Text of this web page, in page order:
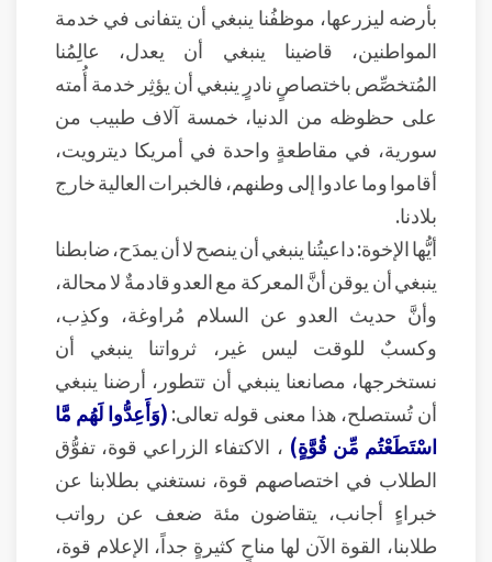
بأرضه ليزرعها، موظفُنا ينبغي أن يتفانى في خدمة
المواطنين، قاضينا ينبغي أن يعدل، عالِمُنا
المُتخصِّص باختصاصٍ نادرٍ ينبغي أن يؤثِر خدمة أُمته
على حظوظه من الدنيا، خمسة آلاف طبيب من
سورية، في مقاطعةٍ واحدة في أمريكا ديترويت،
أقاموا وما عادوا إلى وطنهم، فالخبرات العالية خارج
بلادنا.
أيُّها الإخوة: داعيتُنا ينبغي أن ينصح لا أن يمدَح، ضابطنا
ينبغي أن يوقن أنَّ المعركة مع العدو قادمةٌ لا محالة،
وأنَّ حديث العدو عن السلام مُراوغة، وكذِب،
وكسبٌ للوقت ليس غير، ثرواتنا ينبغي أن
نستخرجها، مصانعنا ينبغي أن تتطور، أرضنا ينبغي
أن تُستصلح، هذا معنى قوله تعالى:(وَأَعِدُّوا لَهُم مَّا
اسْتَطَعْتُم مِّن قُوَّةٍ) ، الاكتفاء الزراعي قوة، تفوُّق
الطلاب في اختصاصهم قوة، نستغني بطلابنا عن
خبراءٍ أجانب، يتقاضون مئة ضعف عن رواتب
طلابنا، القوة الآن لها مناحٍ كثيرةٍ جداً، الإعلام قوة،